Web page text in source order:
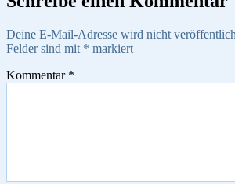
Deine E-Mail-Adresse wird nicht
Felder sind mit * markiert
Kommentar *